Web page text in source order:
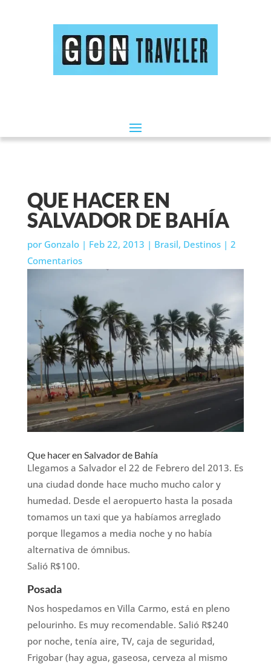
QUE HACER EN
SALVADOR DE BAHÍA
por Gonzalo| Feb 22, 2013 | Brasil, Destinos| 2
Comentarios
Que hacer en Salvador de Bahía
Llegamos a Salvador el 22 de Febrero del 2013. Es
una ciudad donde hace mucho mucho calor y
humedad. Desde el aeropuerto hasta la posada
tomamos un taxi que ya habíamos arreglado
porque llegamos a media noche y no había
alternativa de ómnibus.
Salió R$100.
Posada
Nos hospedamos en Villa Carmo, está en pleno
pelourinho. Es muy recomendable. Salió R$240
por noche, tenía aire, TV, caja de seguridad,
Frigobar (hay agua, gaseosa, cerveza al mismo